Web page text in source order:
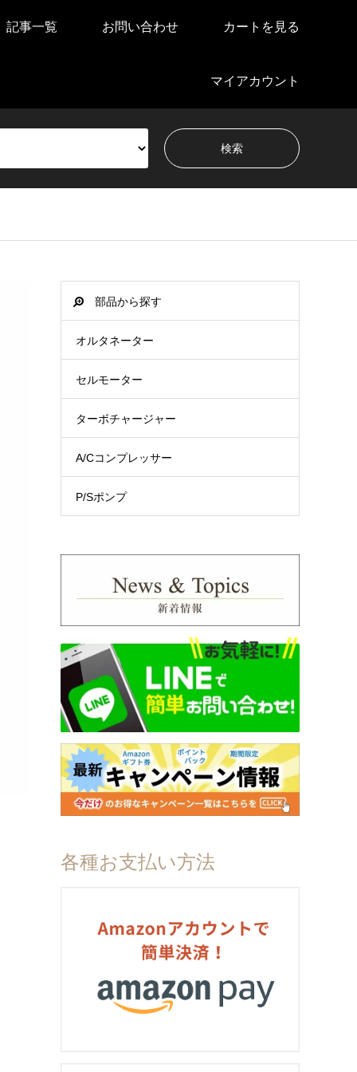
記事一覧 お問い合わせ カートを見る
マイアカウント
部品から探す
オルタネーター
セルモーター
ターボチャージャー
A/Cコンプレッサー
P/Sポンプ
各種お支払い方法